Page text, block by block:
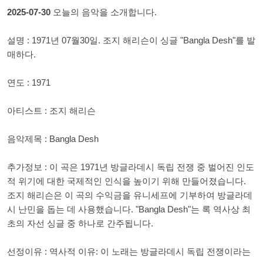
2025-07-30 오늘의 음악을 소개합니다.
설명 : 1971년 07월30일. 조지 해리슨이 싱글 "Bangla Desh"를 발
매하다.
연도 : 1971
아티스트 : 조지 해리슨
음악제목 : Bangla Desh
추가정보 : 이 곡은 1971년 방글라데시 독립 전쟁 중 벌어진 인도
적 위기에 대한 국제적인 인식을 높이기 위해 만들어졌습니다.
조지 해리슨은 이 곡의 수익금을 유니세프에 기부하여 방글라데
시 난민을 돕는 데 사용했습니다. "Bangla Desh"는 록 역사상 최
초의 자선 싱글 중 하나로 간주됩니다.
선정이유 : 역사적 이유: 이 노래는 방글라데시 독립 전쟁이라는